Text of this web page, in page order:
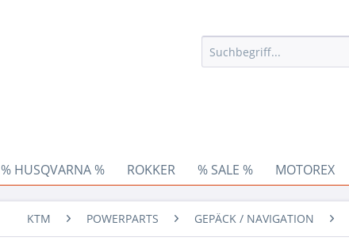
% HUSQVARNA % ROKKER % SALE % MOTOREX
KTM POWERPARTS GEPÄCK / NAVIGATION